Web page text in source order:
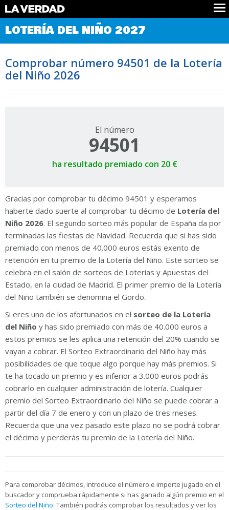
Comprobar Loteria del Niño
Premios
Noticias
Datos
Historia
LOTERÍA DEL NIÑO 2027
Comprobar número 94501 de la Lotería
del Niño 2026
El número
94501
ha resultado premiado con 20 €
Gracias por comprobar tu décimo 94501 y esperamos
haberte dado suerte al comprobar tu décimo de Lotería del
Niño 2026. El segundo sorteo más popular de España da por
terminadas las fiestas de Navidad. Recuerda que si has sido
premiado con menos de 40.000 euros estás exento de
retención en tu premio de la Lotería del Niño. Este sorteo se
celebra en el salón de sorteos de Loterías y Apuestas del
Estado, en la ciudad de Madrid. El primer premio de la Lotería
del Niño también se denomina el Gordo.
Si eres uno de los afortunados en el sorteo de la Lotería
del Niño y has sido premiado con más de 40.000 euros a
estos premios se les aplica una retención del 20% cuando se
vayan a cobrar. El Sorteo Extraordinario del Niño hay más
posibilidades de que toque algo porque hay más premios. Si
te ha tocado un premio y es inferior a 3.000 euros podrás
cobrarlo en cualquier administración de lotería. Cualquier
premio del Sorteo Extraordinario del Niño se puede cobrar a
partir del día 7 de enero y con un plazo de tres meses.
Recuerda que una vez pasado este plazo no se podrá cobrar
el décimo y perderás tu premio de la Lotería del Niño.
Para comprobar décimos, introduce el número e importe jugado en el
buscador y comprueba rápidamente si has ganado algún premio en el
Sorteo del Niño. También podrás comprobar los resultados y ver los